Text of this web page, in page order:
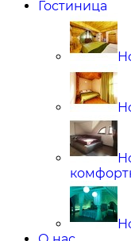
Гостиница